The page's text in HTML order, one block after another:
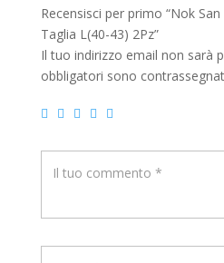
Recensisci per primo “Nok
Taglia L(40-43) 2Pz”
Il tuo indirizzo email non sarà
obbligatori sono